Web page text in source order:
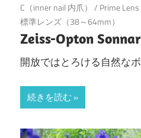
C（inner nail 内爪） / Prime Lens
標準レンズ（38～64mm）
Zeiss-Opton
開放ではとろける自然な
続きを読む